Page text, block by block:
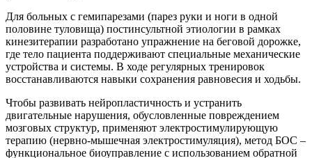
Для больных с гемипарезами (парез руки и ноги в одной
половине туловища) постинсультной этиологии в рамках
кинезитерапии разработано упражнение на беговой дорожке,
где тело пациента поддерживают специальные механические
устройства и системы. В ходе регулярных тренировок
восстанавливаются навыки сохранения равновесия и ходьбы.
Чтобы развивать нейропластичность и устранить
двигательные нарушения, обусловленные повреждением
мозговых структур, применяют электростимулирующую
терапию (нервно-мышечная электростимуляция), метод БОС –
функциональное биоуправление с использованием обратной